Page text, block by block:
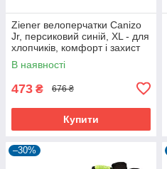
Ziener велоперчатки Canizo
Jr, персиковий синій, XL - для
хлопчиків, комфорт і захист
В наявності
473 ₴ 676 ₴
Купити
–30%